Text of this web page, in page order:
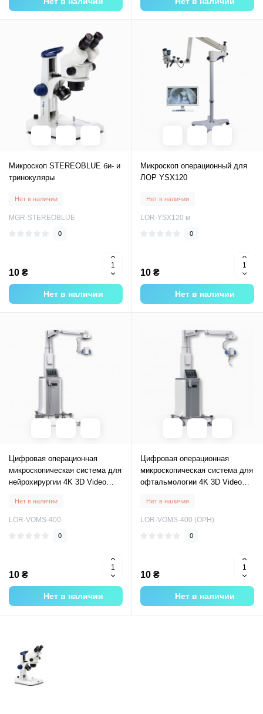
Микроскоп STEREOBLUE би- и
тринокуляры
Нет в наличии
MGR-STEREOBLUE
0
10 ₴
Нет в наличии
Микроскоп операционный для
ЛОР YSX120
Нет в наличии
LOR-YSX120 м
0
10 ₴
Нет в наличии
Цифровая операционная
микроскопическая система для
нейрохирургии 4K 3D Video
Нет в наличии
LOR-VOMS-400
0
10 ₴
Нет в наличии
Цифровая операционная
микроскопическая система для
офтальмологии 4K 3D Video
Нет в наличии
LOR-VOMS-400 (OPH)
0
10 ₴
Нет в наличии